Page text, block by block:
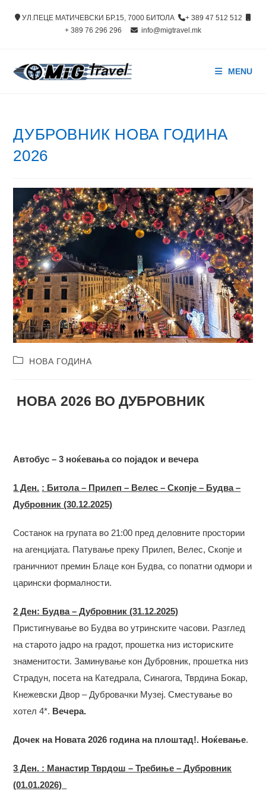
УЛ.ПЕЦЕ МАТИЧЕВСКИ БР.15, 7000 БИТОЛА
+ 389 47 512 512
+ 389 76 296 296
info@migtravel.mk
MENU
ДУБРОВНИК НОВА ГОДИНА
2026
PostНОВА ГОДИНА
НОВА 2026 ВО ДУБРОВНИК
Автобус –3 ноќевања со појадок и вечера
1 Ден. : Битола – Прилеп – Велес – Скопје – Будва –
Дубровник (30.12.2025)
Состанок на групата во 21:00 пред деловните простории
на агенцијата. Патување преку Прилеп, Велес, Скопје и
граничниот премин Блаце кон Будва, со попатни одмори и
царински формалности.
2 Ден: Будва – Дубровник (31.12.2025)
Пристигнување во Будва во утринските часови. Разглед
на старото јадро на градот, прошетка низ историските
знаменитости. Заминување кон Дубровник, прошетка низ
Страдун, посетa на Катедрала, Синагога, Тврдина Бокар,
Кнежевски Двор – Дубровачки Музеј. Сместување во
хотел 4*. Вечера.
Дочек на Новата 2026 година на плоштад!. Ноќевање.
3 Ден. : Манастир Тврдош – Требиње – Дубровник
(01.01.2026)